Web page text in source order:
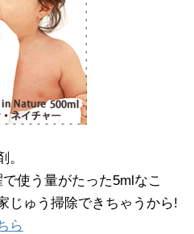
。
使う量がたった5mlなこ
じゅう掃除できちゃうから!
ら